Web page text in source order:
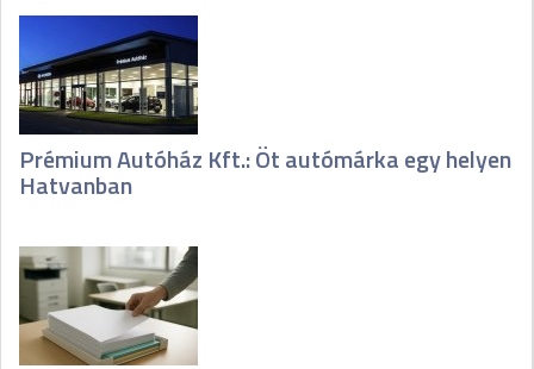
Prémium Autóház Kft.: Öt autómárka egy helyen
Hatvanban